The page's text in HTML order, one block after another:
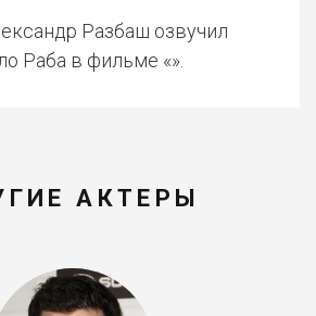
Разбаш озвучил
Раба в фильме «».
АКТЕРЫ